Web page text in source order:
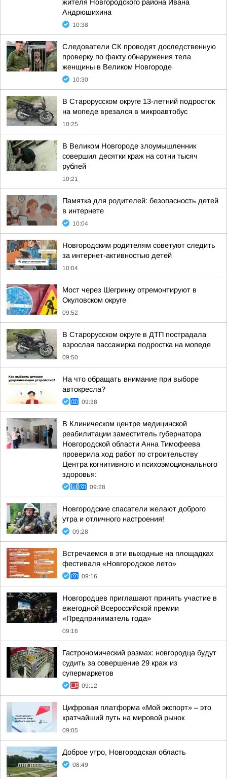
жителя Новгородского района Ивана
Андрюшихина
10:38
Следователи СК проводят доследственную
проверку по факту обнаружения тела
женщины в Великом Новгороде
10:30
В Старорусском округе 13-летний подросток
на мопеде врезался в микроавтобус
10:25
В Великом Новгороде злоумышленник
совершил десятки краж на сотни тысяч
рублей
10:21
Памятка для родителей: безопасность детей
в интернете
10:04
Новгородским родителям советуют следить
за интернет-активностью детей
10:04
Мост через Шегринку отремонтируют в
Окуловском округе
09:52
В Старорусском округе в ДТП пострадала
взрослая пассажирка подростка на мопеде
09:50
На что обращать внимание при выборе
автокресла?
09:38
В Клиническом центре медицинской
реабилитации заместитель губернатора
Новгородской области Анна Тимофеева
проверила ход работ по строительству
Центра когнитивного и психоэмоционального
здоровья:
09:28
Новгородские спасатели желают доброго
утра и отличного настроения!
09:28
Встречаемся в эти выходные на площадках
фестиваля «Новгородское лето»
09:16
Новгородцев приглашают принять участие в
ежегодной Всероссийской премии
«Предприниматель года»
09:16
Гастрономический размах: новгородца будут
судить за совершение 29 краж из
супермаркетов
09:12
Цифровая платформа «Мой экспорт» – это
кратчайший путь на мировой рынок
09:05
Доброе утро, Новгородская область
08:49